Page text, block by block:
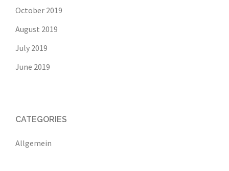
October 2019
August 2019
July 2019
June 2019
CATEGORIES
Allgemein